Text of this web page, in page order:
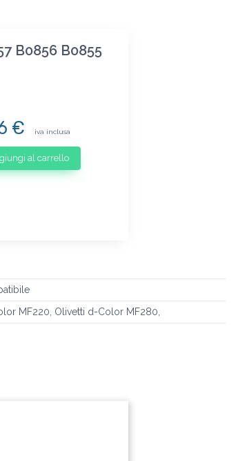
B0856 B0855
€ iva inclusa
al carrello
MF220, Olivetti d-Color MF280,